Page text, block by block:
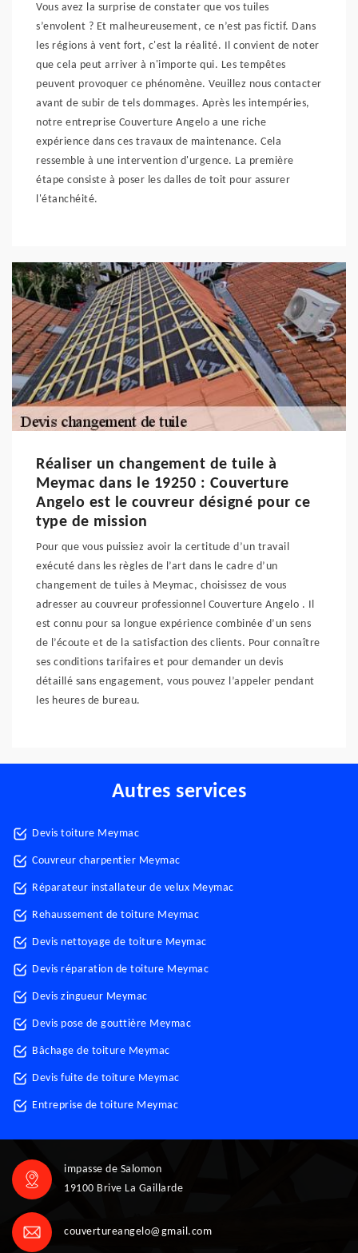
Vous avez la surprise de constater que vos tuiles
s’envolent ? Et malheureusement, ce n’est pas fictif. Dans
les régions à vent fort, c'est la réalité. Il convient de noter
que cela peut arriver à n'importe qui. Les tempêtes
peuvent provoquer ce phénomène. Veuillez nous contacter
avant de subir de tels dommages. Après les intempéries,
notre entreprise Couverture Angelo a une riche
expérience dans ces travaux de maintenance. Cela
ressemble à une intervention d'urgence. La première
étape consiste à poser les dalles de toit pour assurer
l'étanchéité.
Réaliser un changement de tuile à
Meymac dans le 19250 : Couverture
Angelo est le couvreur désigné pour ce
type de mission
Pour que vous puissiez avoir la certitude d’un travail
exécuté dans les règles de l’art dans le cadre d’un
changement de tuiles à Meymac, choisissez de vous
adresser au couvreur professionnel Couverture Angelo . Il
est connu pour sa longue expérience combinée d’un sens
de l’écoute et de la satisfaction des clients. Pour connaître
ses conditions tarifaires et pour demander un devis
détaillé sans engagement, vous pouvez l’appeler pendant
les heures de bureau.
Autres services
Devis toiture Meymac
Couvreur charpentier Meymac
Réparateur installateur de velux Meymac
Rehaussement de toiture Meymac
Devis nettoyage de toiture Meymac
Devis réparation de toiture Meymac
Devis zingueur Meymac
Devis pose de gouttière Meymac
Bâchage de toiture Meymac
Devis fuite de toiture Meymac
Entreprise de toiture Meymac
impasse de Salomon
19100 Brive La Gaillarde
couvertureangelo@gmail.com